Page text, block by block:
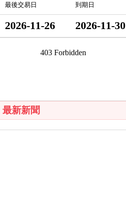
最後交易日 到期日
2026-11-26 2026-11-30
最新新聞